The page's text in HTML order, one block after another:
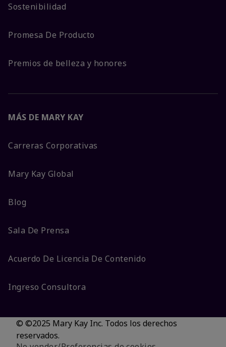
Sostenibilidad
Promesa De Producto
Premios de belleza y honores
MÁS DE MARY KAY
Carreras Corporativas
Mary Kay Global
Blog
Sala De Prensa
Acuerdo De Licencia De Contenido
Ingreso Consultora
© ©2025 Mary Kay Inc. Todos los derechos
reservados.